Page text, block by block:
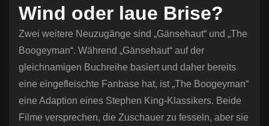
Wind oder laue Brise?
Zwei weitere Neuzugänge sind „Gänsehaut“ und „The
Boogeyman“. Während „Gänsehaut“ auf der
gleichnamigen Buchreihe basiert und daher bereits
eine eingefleischte Fanbase hat, ist „The Boogeyman“
eine Adaption eines Stephen King-Klassikers. Beide
Filme versprechen, die Zuschauer zu fesseln, aber sie